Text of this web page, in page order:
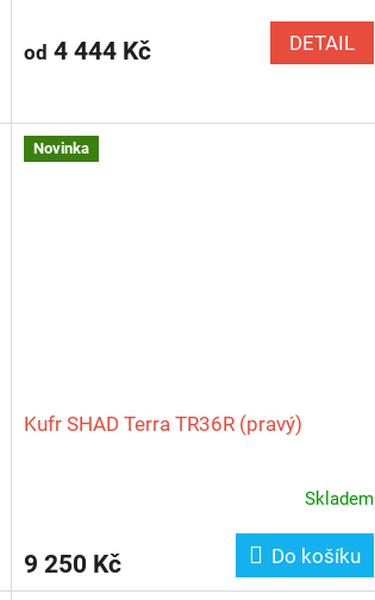
od 4 444 Kč DETAIL
Novinka
Kufr SHAD Terra TR36R (pravý)
Skladem
9 250 Kč Do košíku